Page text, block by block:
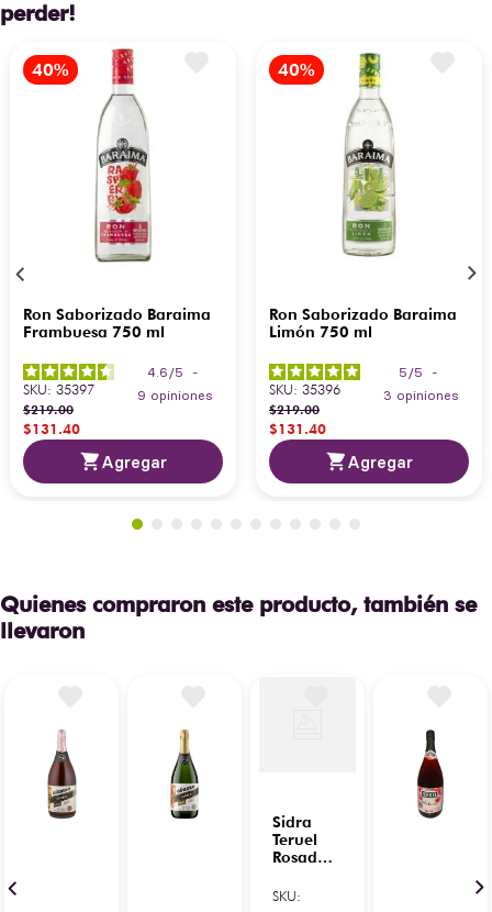
perder!
Ron Saborizado Baraima
Frambuesa 750 ml
4.6 /5
-
9 opiniones
SKU: 35397
$219.00
$131.40
Agregar
Ron Saborizado Baraima
Limón 750 ml
5 /5
-
3 opiniones
SKU: 35396
$219.00
$131.40
Agregar
Quienes compraron este producto, también se
llevaron
Sidra
Teruel
Rosada
700 ml
SKU: